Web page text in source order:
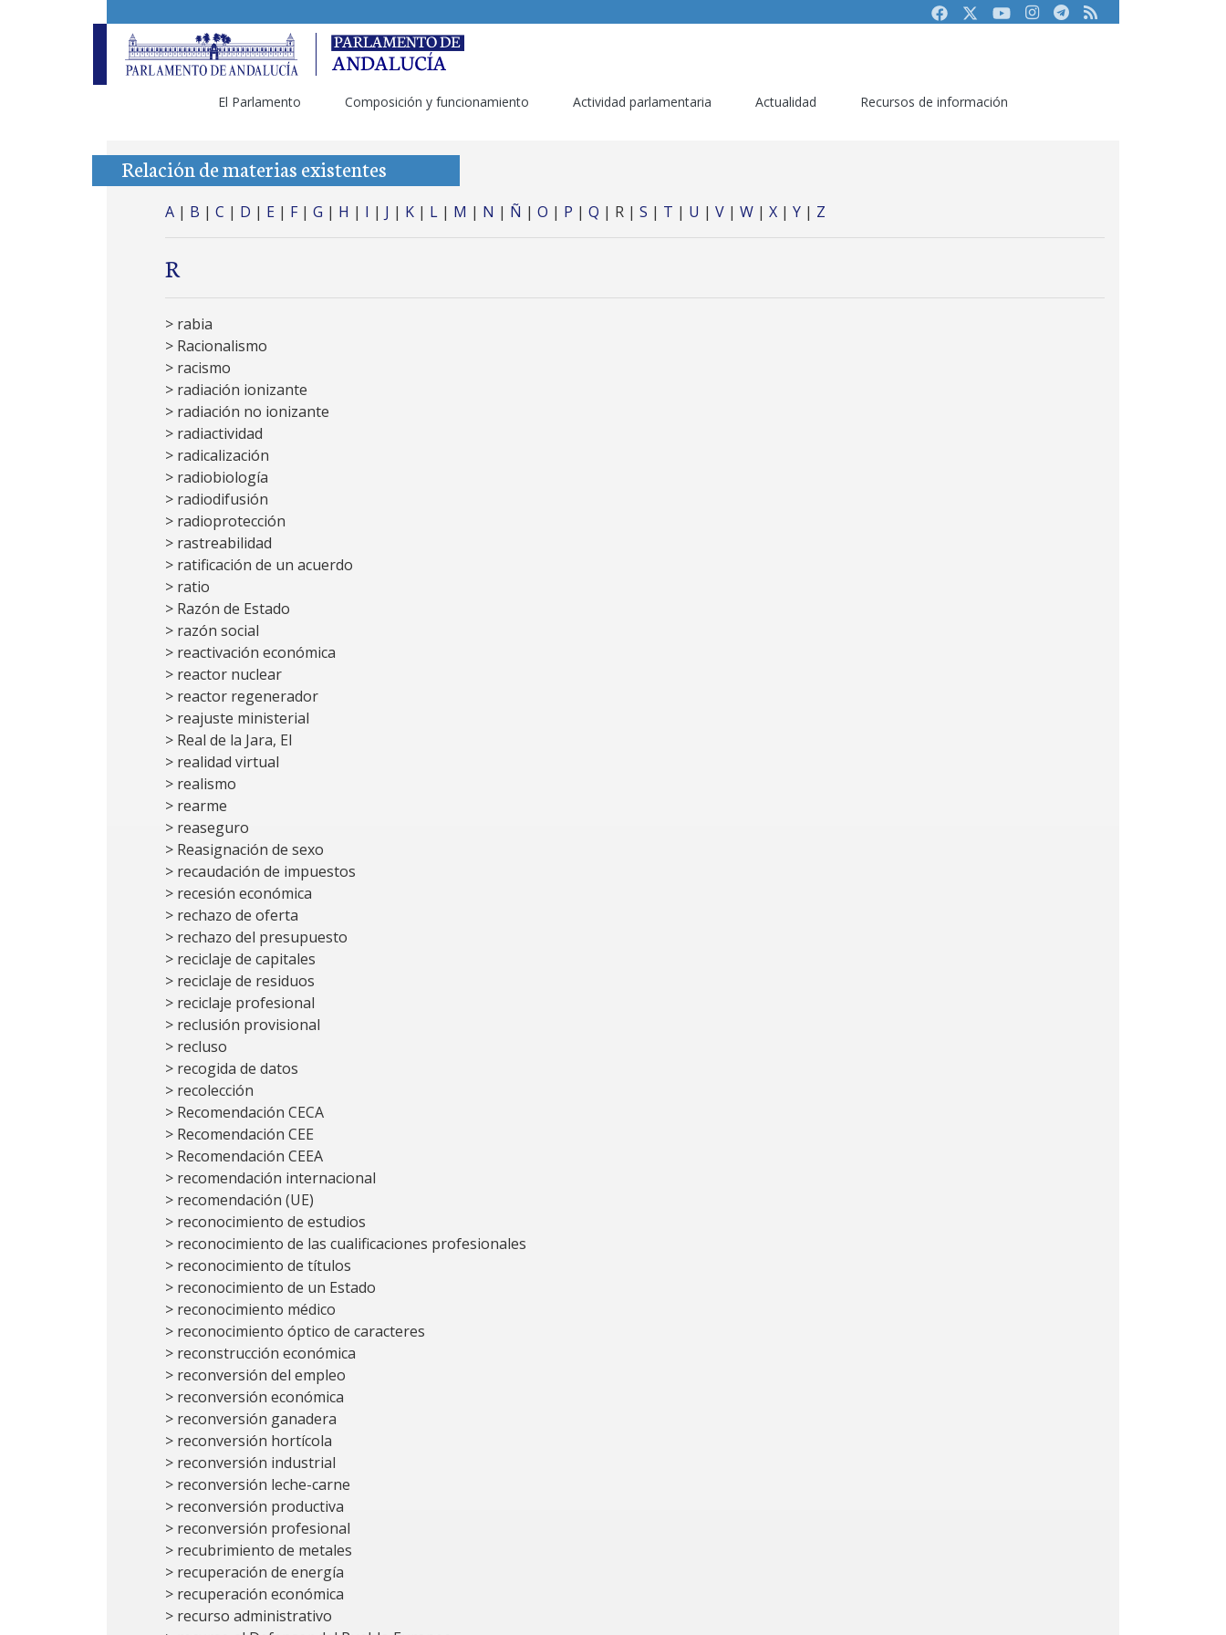
FacebookTwitterYoutubeInstagram
Telegram
RSS
El Parlamento Composición y funcionamiento Actividad parlamentaria Actualidad Recursos de información
Relación de materias existentes
A | B | C | D | E | F| G | H | I | J | K | L | M | N | Ñ | O | P | Q | R | S | T | U | V | W | X | Y | Z
R
> rabia
> Racionalismo
> racismo
> radiación ionizante
> radiación no ionizante
> radiactividad
> radicalización
> radiobiología
> radiodifusión
> radioprotección
> rastreabilidad
> ratificación de un acuerdo
> ratio
> Razón de Estado
> razón social
> reactivación económica
> reactor nuclear
> reactor regenerador
> reajuste ministerial
> Real de la Jara, El
> realidad virtual
> realismo
> rearme
> reaseguro
> Reasignación de sexo
> recaudación de impuestos
> recesión económica
> rechazo de oferta
> rechazo del presupuesto
> reciclaje de capitales
> reciclaje de residuos
> reciclaje profesional
> reclusión provisional
> recluso
> recogida de datos
> recolección
> Recomendación CECA
> Recomendación CEE
> Recomendación CEEA
> recomendación internacional
> recomendación (UE)
> reconocimiento de estudios
> reconocimiento de las cualificaciones profesionales
> reconocimiento de títulos
> reconocimiento de un Estado
> reconocimiento médico
> reconocimiento óptico de caracteres
> reconstrucción económica
> reconversión del empleo
> reconversión económica
> reconversión ganadera
> reconversión hortícola
> reconversión industrial
> reconversión leche-carne
> reconversión productiva
> reconversión profesional
> recubrimiento de metales
> recuperación de energía
> recuperación económica
> recurso administrativo